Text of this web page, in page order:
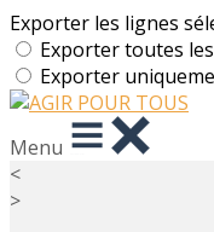
Exporter les lignes
Exporter toutes
Exporter
Menu
<
>